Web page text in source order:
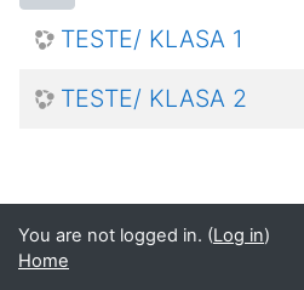
TESTE/ KLASA 1
TESTE/ KLASA 2
You are not logged in. (Log in)
Home